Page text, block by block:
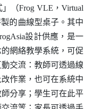
」（Frog VLE ，Virtual
的曲線型桌子。其中
設計供應，是一
網絡教學系統，可促
交流：教師可透過線
作業，也可在系統中
分享；學生可在此平